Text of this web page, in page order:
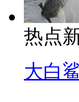
热点
大白